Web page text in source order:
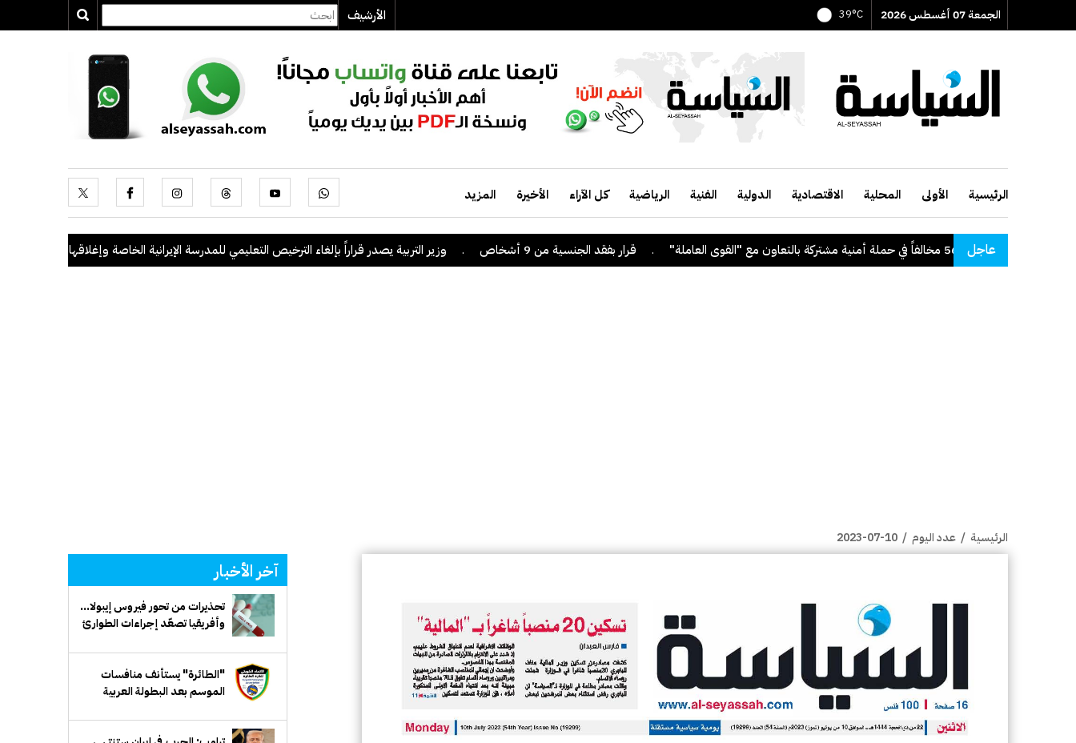
الجمعة 07 أغسطس 2026 39°C الأرشيف
الرئيسية الأولى المحلية الاقتصادية الدولية الفنية الرياضية كل الآراء الأخيرة المزيد
عاجل . قرار بفقد الجنسية من 9 أشخاص وزير التربية يصدر قراراً بإلغاء الترخيص التعليمي للمدرسة الإيرانية الخاصة وإغلاقها "الداخلية": ضبط 56 مخالفاً في حملة أمنية مشتركة بالتعاون مع "القوى العاملة"
الرئيسية / عدد اليوم /
2023-07-10
آخر الأخبار
تحذيرات من تحور فيروس إيبولا...
وأفريقيا تصعّد إجراءات الطوارئ
"الطائرة" يستأنف منافسات
الموسم بعد البطولة العربية